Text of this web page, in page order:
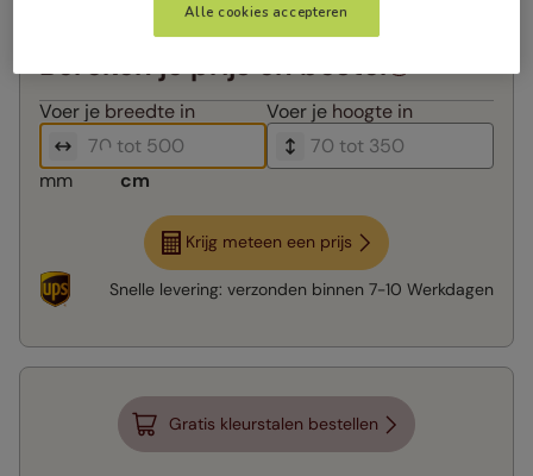
Bereken je prijs en bestel
Voer je breedte in Voer je hoogte in
mm cm
Krijg meteen een prijs
Snelle levering: verzonden binnen 7-10 Werkdagen
Gratis kleurstalen bestellen
Alle cookies accepteren